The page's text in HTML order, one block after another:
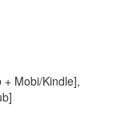
+ Mobi/Kindle],